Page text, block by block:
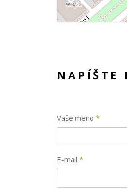
NAPÍŠTE
Vaše meno *
E-mail *